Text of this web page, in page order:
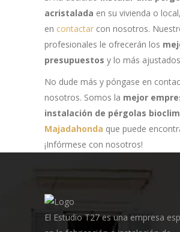
acristalada en su vivienda o
en contactar con nosotros.
profesionales le ofrecerán los
presupuestos y lo más
No dude más y póngase en
nosotros. Somos la mejor
instalación de pérgolas
Majadahonda que puede
¡Infórmese con nosotros!
El Estudio T27 es una empresa